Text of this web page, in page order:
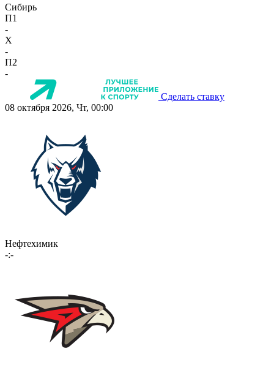
Сибирь
П1
-
X
-
П2
-
Сделать ставку
08 октября 2026, Чт, 00:00
Нефтехимик
-:-